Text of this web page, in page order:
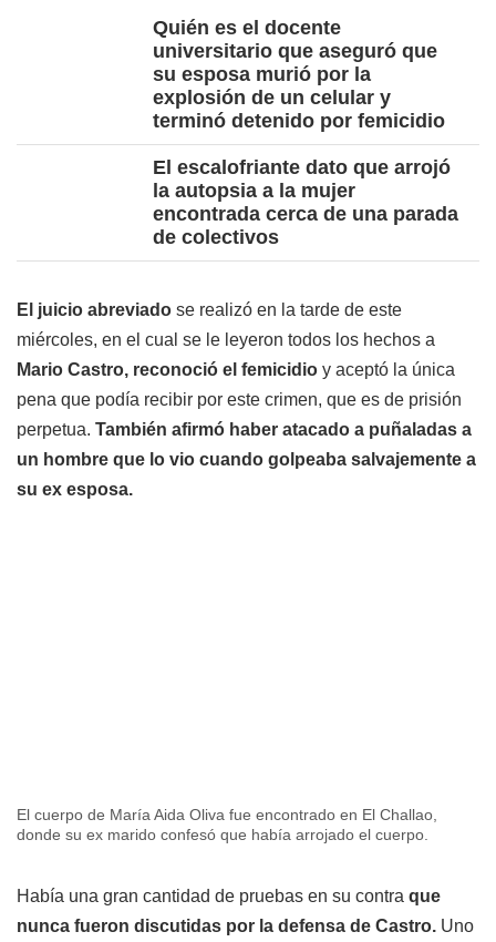
Quién es el docente
universitario que aseguró que
su esposa murió por la
explosión de un celular y
terminó detenido por femicidio
El escalofriante dato que arrojó
la autopsia a la mujer
encontrada cerca de una parada
de colectivos
El juicio abreviado se realizó en la tarde de este
miércoles, en el cual se le leyeron todos los hechos a
Mario Castro, reconoció el femicidio y aceptó la única
pena que podía recibir por este crimen, que es de prisión
perpetua. También afirmó haber atacado a puñaladas a
un hombre que lo vio cuando golpeaba salvajemente a
su ex esposa.
El cuerpo de María Aida Oliva fue encontrado en El Challao,
donde su ex marido confesó que había arrojado el cuerpo.
Había una gran cantidad de pruebas en su contra que
nunca fueron discutidas por la defensa de Castro. Uno